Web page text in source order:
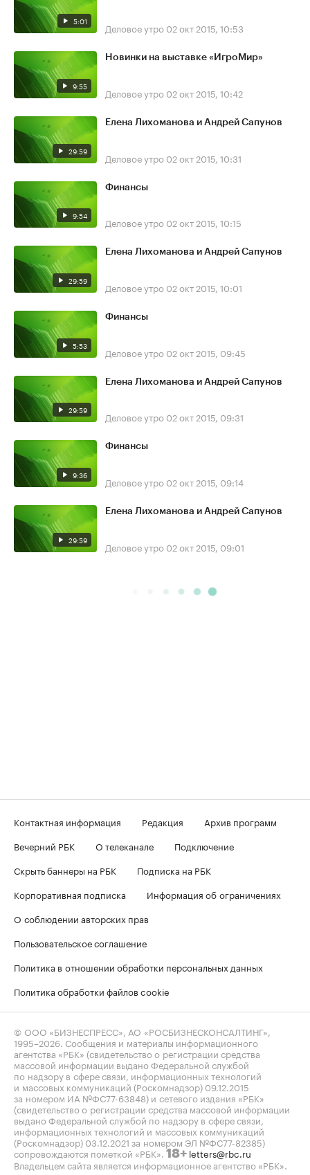
5:01 Деловое утро 02 окт 2015, 10:53
9:55
Новинки на выставке «ИгроМир»
Деловое утро 02 окт 2015, 10:42
29:59
Елена Лихоманова и Андрей Сапунов
Деловое утро 02 окт 2015, 10:31
9:54
Финансы
Деловое утро 02 окт 2015, 10:15
29:59
Елена Лихоманова и Андрей Сапунов
Деловое утро 02 окт 2015, 10:01
5:53
Финансы
Деловое утро 02 окт 2015, 09:45
29:59
Елена Лихоманова и Андрей Сапунов
Деловое утро 02 окт 2015, 09:31
9:36
Финансы
Деловое утро 02 окт 2015, 09:14
29:59
Елена Лихоманова и Андрей Сапунов
Деловое утро 02 окт 2015, 09:01
Контактная информация Редакция
Архив программ
Вечерний РБК
О телеканале
Подключение
Скрыть баннеры на РБК
Подписка на РБК
Корпоративная подписка
Информация об ограничениях
О соблюдении авторских прав
Пользовательское соглашение
Политика в отношении обработки персональных данных
Политика обработки файлов cookie
© ООО «БИЗНЕСПРЕСС», АО «РОСБИЗНЕСКОНСАЛТИНГ»,
1995–2026 . Сообщения и материалы информационного
агентства «РБК» (свидетельство о регистрации средства
массовой информации выдано Федеральной службой
по надзору в сфере связи, информационных технологий
и массовых коммуникаций (Роскомнадзор) 09.12.2015
за номером ИА №ФС77-63848) и сетевого издания «РБК»
(свидетельство о регистрации средства массовой информации
выдано Федеральной службой по надзору в сфере связи,
информационных технологий и массовых коммуникаций
(Роскомнадзор) 03.12.2021 за номером ЭЛ №ФС77-82385)
сопровождаются пометкой «РБК». 18+ letters@rbc.ru
Владельцем сайта является информационное агентство «РБК».